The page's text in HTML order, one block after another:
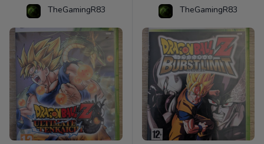
TheGamingR83 TheGamingR83